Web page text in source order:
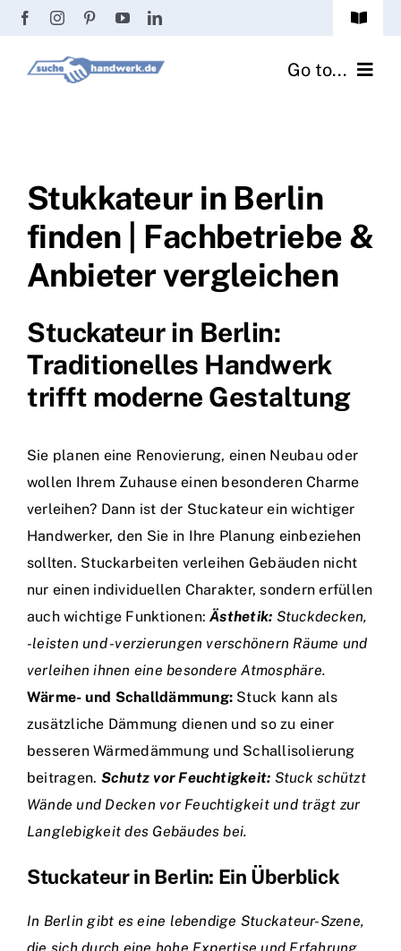
Zum
springen
Toggle
Passwort vergessen? Go to...
Handwerker Ratgeber
Wir über uns
Stukkateur in Berlin
finden | Fachbetriebe &
Anbieter vergleichen
Stuckateur in Berlin:
Traditionelles Handwerk
trifft moderne Gestaltung
Sie planen eine Renovierung, einen Neubau oder
wollen Ihrem Zuhause einen besonderen Charme
verleihen? Dann ist der Stuckateur ein wichtiger
Handwerker, den Sie in Ihre Planung einbeziehen
sollten. Stuckarbeiten verleihen Gebäuden nicht
nur einen individuellen Charakter, sondern erfüllen
auch wichtige Funktionen:Ästhetik: Stuckdecken,
-leisten und -verzierungen verschönern Räume und
verleihen ihnen eine besondere Atmosphäre.
Wärme- und Schalldämmung: Stuck kann als
zusätzliche Dämmung dienen und so zu einer
besseren Wärmedämmung und Schallisolierung
beitragen. Schutz vor Feuchtigkeit: Stuck schützt
Wände und Decken vor Feuchtigkeit und trägt zur
Langlebigkeit des Gebäudes bei.
Stuckateur in Berlin: Ein Überblick
In Berlin gibt es eine lebendige Stuckateur-Szene,